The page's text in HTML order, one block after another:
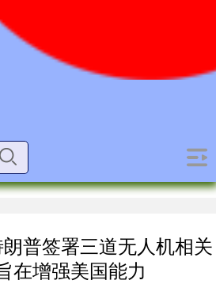
普签署三道无人机相关
在增强美国能力